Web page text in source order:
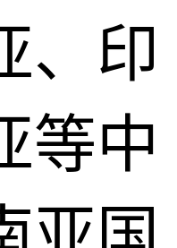
、印
等中